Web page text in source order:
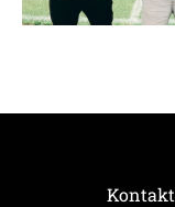
Kontakt